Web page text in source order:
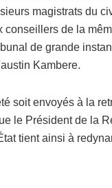
magistrats du
conseillers de la
de grande
Kambere.
soit envoyés à la
le Président de la
tient ainsi à